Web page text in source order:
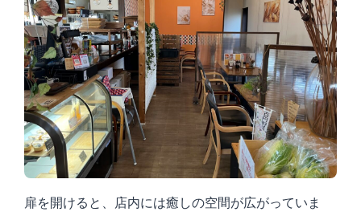
扉を開けると、店内には癒しの空間が広がっていま